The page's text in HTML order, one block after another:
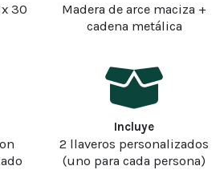
30
Madera de arce maciza +
cadena metálica
Incluye
2 llaveros personalizados
(uno para cada persona)